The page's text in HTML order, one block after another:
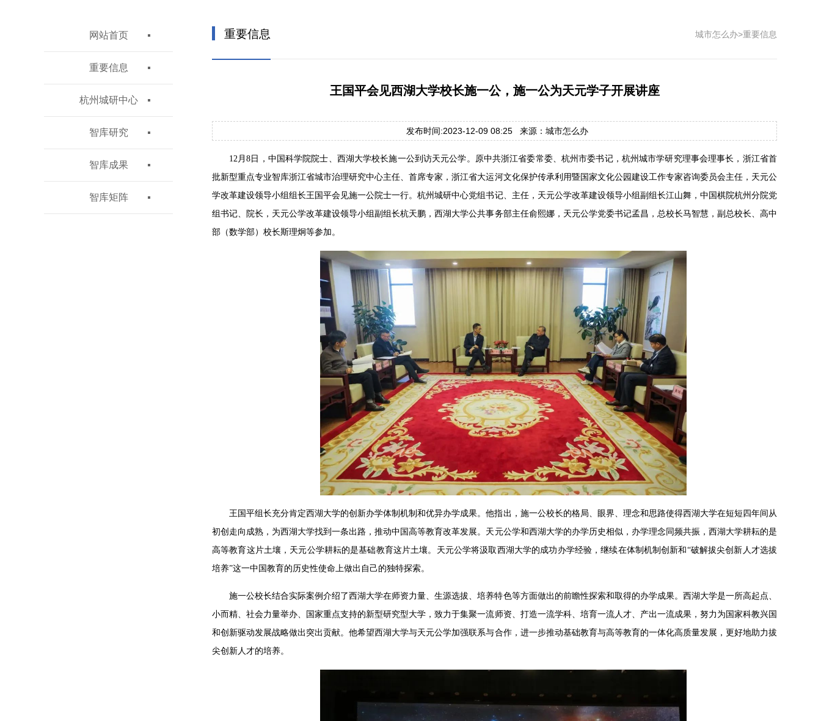
网站首页
重要信息
杭州城研中心
智库研究
智库成果
智库矩阵
重要信息 城市怎么办>重要信息
王国平会见西湖大学校长施一公，施一公为天元学子开展讲座
发布时间:2023-12-09 08:25 来源：城市怎么办
12月8日，中国科学院院士、西湖大学校长施一公到访天元公学。原中共浙江省委常委、杭州市委书记，杭州城市学研究理事会理事长，浙江省首
批新型重点专业智库浙江省城市治理研究中心主任、首席专家，浙江省大运河文化保护传承利用暨国家文化公园建设工作专家咨询委员会主任，天元公
学改革建设领导小组组长王国平会见施一公院士一行。杭州城研中心党组书记、主任，天元公学改革建设领导小组副组长江山舞，中国棋院杭州分院党
组书记、院长，天元公学改革建设领导小组副组长杭天鹏，西湖大学公共事务部主任俞熙娜，天元公学党委书记孟昌，总校长马智慧，副总校长、高中
部（数学部）校长斯理炯等参加。
王国平组长充分肯定西湖大学的创新办学体制机制和优异办学成果。他指出，施一公校长的格局、眼界、理念和思路使得西湖大学在短短四年间从
初创走向成熟，为西湖大学找到一条出路，推动中国高等教育改革发展。天元公学和西湖大学的办学历史相似，办学理念同频共振，西湖大学耕耘的是
高等教育这片土壤，天元公学耕耘的是基础教育这片土壤。天元公学将汲取西湖大学的成功办学经验，继续在体制机制创新和“破解拔尖创新人才选拔
培养”这一中国教育的历史性使命上做出自己的独特探索。
施一公校长结合实际案例介绍了西湖大学在师资力量、生源选拔、培养特色等方面做出的前瞻性探索和取得的办学成果。西湖大学是一所高起点、
小而精、社会力量举办、国家重点支持的新型研究型大学，致力于集聚一流师资、打造一流学科、培育一流人才、产出一流成果，努力为国家科教兴国
和创新驱动发展战略做出突出贡献。他希望西湖大学与天元公学加强联系与合作，进一步推动基础教育与高等教育的一体化高质量发展，更好地助力拔
尖创新人才的培养。